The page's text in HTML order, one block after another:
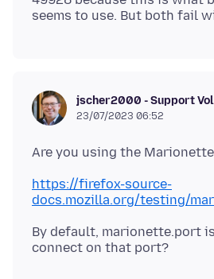
jscher2000 - Support
23/07/2023 06:52
https://firefox-source-
docs.mozilla.org/testing/
By default, marionette.port